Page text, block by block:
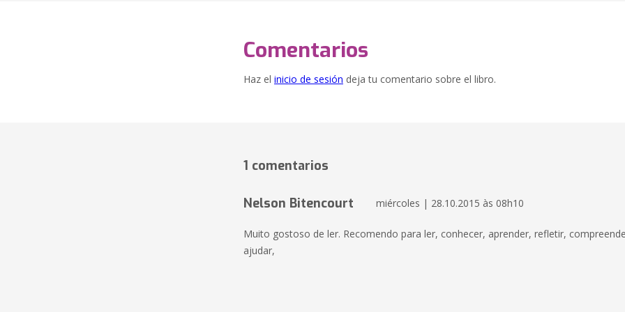
Comentarios
Haz el inicio de sesión deja tu comentario sobre el libro.
1 comentarios
Nelson Bitencourt miércoles | 28.10.2015 às 08h10
Muito gostoso de ler. Recomendo para ler, conhecer, aprender, refletir,
ajudar,